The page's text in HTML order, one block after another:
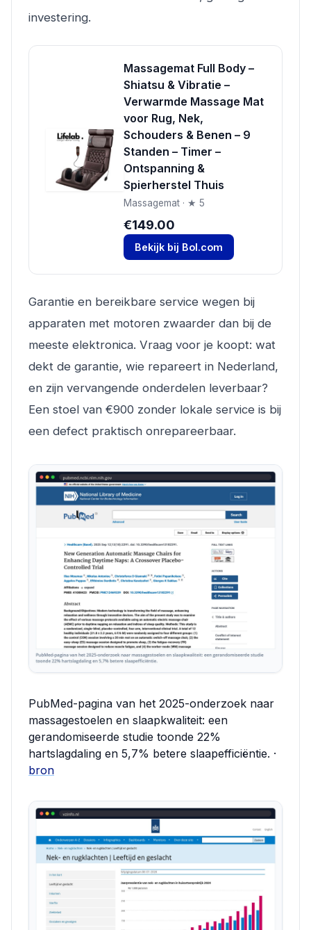
investering.
Massagemat Full Body –
Shiatsu & Vibratie –
Verwarmde Massage Mat
voor Rug, Nek,
Schouders & Benen – 9
Standen – Timer –
Ontspanning &
Spierherstel Thuis
Massagemat · ★ 5
€149.00
Bekijk bij Bol.com
Garantie en bereikbare service wegen bij
apparaten met motoren zwaarder dan bij de
meeste elektronica. Vraag voor je koopt: wat
dekt de garantie, wie repareert in Nederland,
en zijn vervangende onderdelen leverbaar?
Een stoel van €900 zonder lokale service is bij
een defect praktisch onrepareerbaar.
PubMed-pagina van het 2025-onderzoek naar
massagestoelen en slaapkwaliteit: een
gerandomiseerde studie toonde 22%
hartslagdaling en 5,7% betere slaapefficiëntie. ·
bron